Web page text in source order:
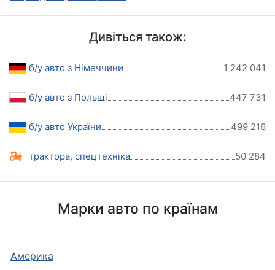
Дивіться також:
б/у авто з Німеччини 1 242 041
б/у авто з Польщі 447 731
б/у авто України 499 216
трактора, спецтехніка 50 284
Марки авто по країнам
Америка